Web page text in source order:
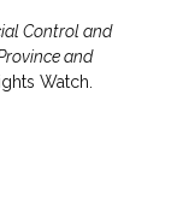
Control and
and
Watch.